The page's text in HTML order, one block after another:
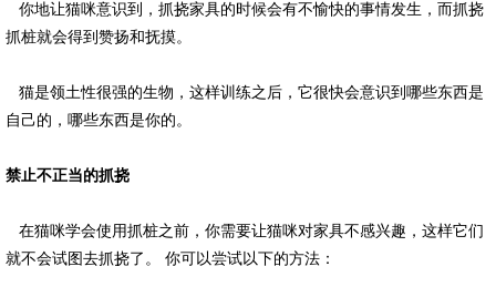
你地让猫咪意识到，抓挠家具的时候会有不愉快的事情发生，而抓挠
抓桩就会得到赞扬和抚摸。
猫是领土性很强的生物，这样训练之后，它很快会意识到哪些东西是
自己的，哪些东西是你的。
禁止不正当的抓挠
在猫咪学会使用抓桩之前，你需要让猫咪对家具不感兴趣，这样它们
就不会试图去抓挠了。 你可以尝试以下的方法：